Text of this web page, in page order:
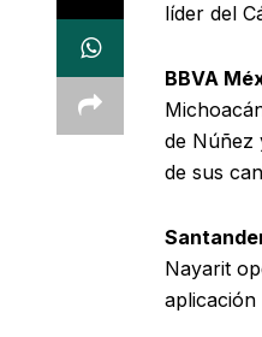
líder del
BBVA
de Núñez
de sus
Nayarit
aplicación